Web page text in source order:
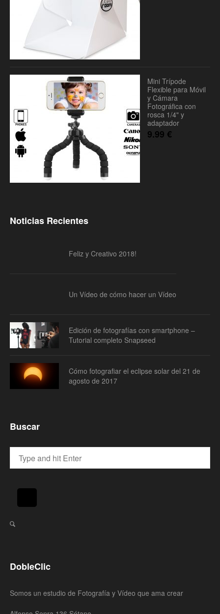
Mini Trípode
Flexible para Móvil
y Cámara
Fotográfica con
rosca 1/4" y
adaptador
9.99 €
Noticias Recientes
Feliz y Creativo 2018!
Un Vídeo de cómo hacer un Vídeo
Edición de fotografías con smartphone –
Tutorial completo Snapseed
Cómo fotografiar el eclipse solar del 21 de
agosto de 2017
Buscar
DobleClic
Somos un estudio de Fotografía y Vídeo que ama crear